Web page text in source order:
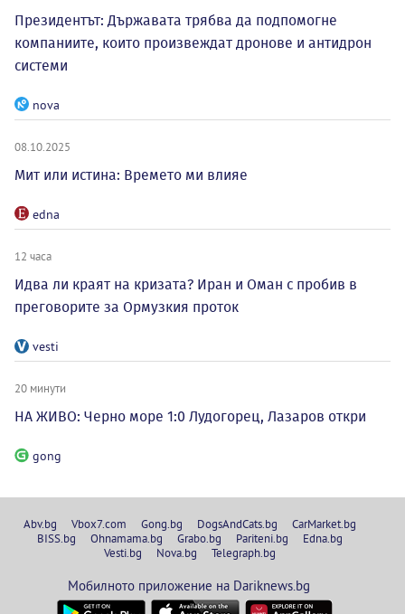
Президентът: Държавата трябва да подпомогне
компаниите, които произвеждат дронове и антидрон
системи
nova
08.10.2025
Мит или истина: Времето ми влияе
edna
12 часа
Идва ли краят на кризата? Иран и Оман с пробив в
преговорите за Ормузкия проток
vesti
20 минути
НА ЖИВО: Черно море 1:0 Лудогорец, Лазаров откри
gong
Abv.bg Vbox7.com Gong.bg DogsAndCats.bg
CarMarket.bg
BISS.bg
Ohnamama.bg Grabo.bg Pariteni.bg
Edna.bg
Vesti.bg
Nova.bg Telegraph.bg
Мобилното приложение на Dariknews.bg